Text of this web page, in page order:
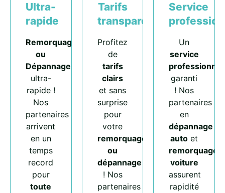
Ultra-
rapide
Remorquage
ou
Dépannage
ultra-
rapide !
Nos
partenaires
arrivent
en un
temps
record
pour
toute
Tarifs
transparents
Profitez
de
tarifs
clairs
et sans
surprise
pour
votre
remorquage
ou
dépannage
! Nos
partenaires
Service
Un
service
professionnel
garanti
! Nos
partenaires
en
dépannage
auto et
remorquage
voiture
assurent
rapidité